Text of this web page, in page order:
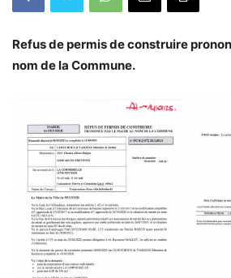
Refus de permis de construire
nom de la Commune.